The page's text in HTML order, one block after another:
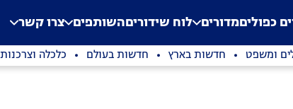
Application error: a
. כפוליםמדורים לוח שידוריםהשותפים צרו קשר
ומשפט חדשות בארץ חדשות בעולם כלכלה וצרכנות